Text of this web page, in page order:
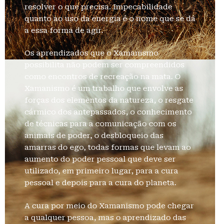
resolver o que precisa. Impecabilidade
quanto ao uso da energia é o nome que se dá
a essa forma de agir.
Os aprendizados que o Xamanismo
possibilita não podem ser compreendidos
como encontros de recreação na mata. O
Xamanismo é um trabalho que envolve as
forças dos elementos da natureza, o resgate
cármico dos antepassados, o conhecimento
de técnicas para a comunicação com os
animais de poder, o desbloqueio das
amarras do ego, todas formas que levam ao
aumento do poder pessoal que deve ser
utilizado, em primeiro lugar, para a cura
pessoal e depois para a cura do planeta.
A cura por meio do Xamanismo pode chegar
a qualquer pessoa, mas o aprendizado das